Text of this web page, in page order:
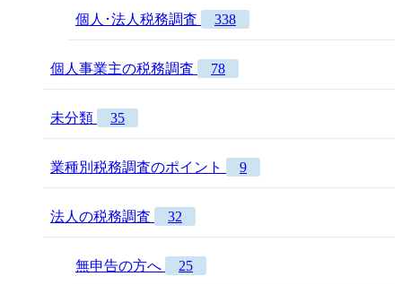
個人･法人税務調査 338
個人事業主の税務調査 78
未分類 35
業種別税務調査のポイント 9
法人の税務調査 32
無申告の方へ 25